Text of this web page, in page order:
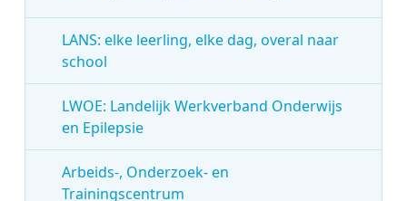
LANS: elke leerling, elke dag, overal naar
school
LWOE: Landelijk Werkverband Onderwijs
en Epilepsie
Arbeids-, Onderzoek- en
Trainingscentrum